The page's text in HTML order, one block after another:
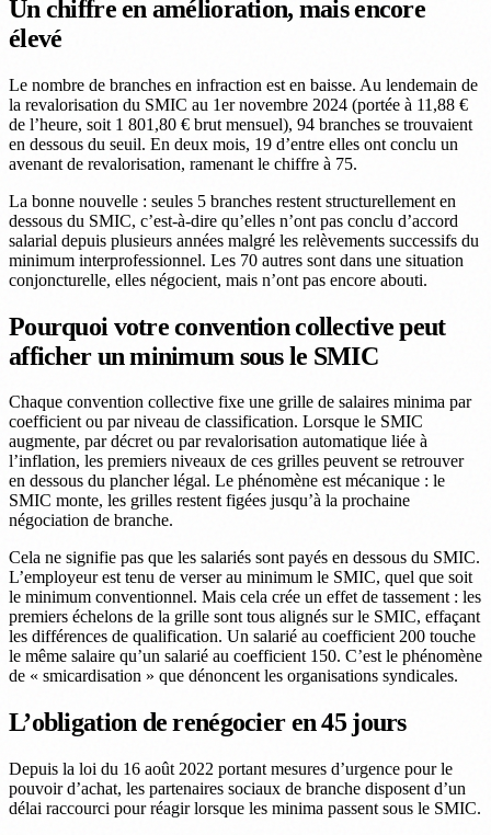
Un chiffre en amélioration, mais encore
élevé
Le nombre de branches en infraction est en baisse. Au lendemain de
la revalorisation du SMIC au 1er novembre 2024 (portée à 11,88 €
de l’heure, soit 1 801,80 € brut mensuel), 94 branches se trouvaient
en dessous du seuil. En deux mois, 19 d’entre elles ont conclu un
avenant de revalorisation, ramenant le chiffre à 75.
La bonne nouvelle : seules 5 branches restent structurellement en
dessous du SMIC, c’est-à-dire qu’elles n’ont pas conclu d’accord
salarial depuis plusieurs années malgré les relèvements successifs du
minimum interprofessionnel. Les 70 autres sont dans une situation
conjoncturelle, elles négocient, mais n’ont pas encore abouti.
Pourquoi votre convention collective peut
afficher un minimum sous le SMIC
Chaque convention collective fixe une grille de salaires minima par
coefficient ou par niveau de classification. Lorsque le SMIC
augmente, par décret ou par revalorisation automatique liée à
l’inflation, les premiers niveaux de ces grilles peuvent se retrouver
en dessous du plancher légal. Le phénomène est mécanique : le
SMIC monte, les grilles restent figées jusqu’à la prochaine
négociation de branche.
Cela ne signifie pas que les salariés sont payés en dessous du SMIC.
L’employeur est tenu de verser au minimum le SMIC, quel que soit
le minimum conventionnel. Mais cela crée un effet de tassement : les
premiers échelons de la grille sont tous alignés sur le SMIC, effaçant
les différences de qualification. Un salarié au coefficient 200 touche
le même salaire qu’un salarié au coefficient 150. C’est le phénomène
de « smicardisation » que dénoncent les organisations syndicales.
L’obligation de renégocier en 45 jours
Depuis la loi du 16 août 2022 portant mesures d’urgence pour le
pouvoir d’achat, les partenaires sociaux de branche disposent d’un
délai raccourci pour réagir lorsque les minima passent sous le SMIC.